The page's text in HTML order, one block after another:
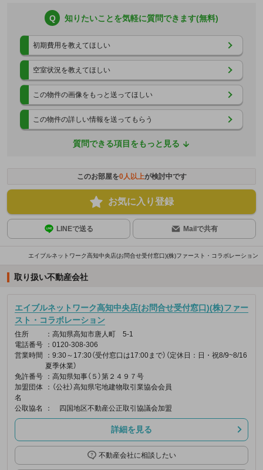
Q 知りたいことを気軽に質問できます(無料)
初期費用を教えてほしい
空室状況を教えてほしい
この物件の画像をもっと送ってほしい
この物件の詳しい情報を送ってもらう
質問できる項目をもっと見る
このお部屋を0人以上が検討中です
お気に入り登録
LINEで送る Mailで共有
エイブルネットワーク高知中央店(お問合せ受付窓口)(株)ファースト・コラボレーション
取り扱い不動産会社
エイブルネットワーク高知中央店(お問合せ受付窓口)(株)ファー
スト・コラボレーション
住所
：高知県高知市唐人町 5-1
電話番号
：0120-308-306
営業時間
：9:30～17:30（受付窓口は17:00まで）（定休日：日・祝8/9~8/16
夏季休業）
免許番号
：高知県知事（５）第２４９７号
加盟団体
名
：（公社）高知県宅地建物取引業協会会員
公取協名 ： 四国地区不動産公正取引協議会加盟
詳細を見る
不動産会社に相談したい